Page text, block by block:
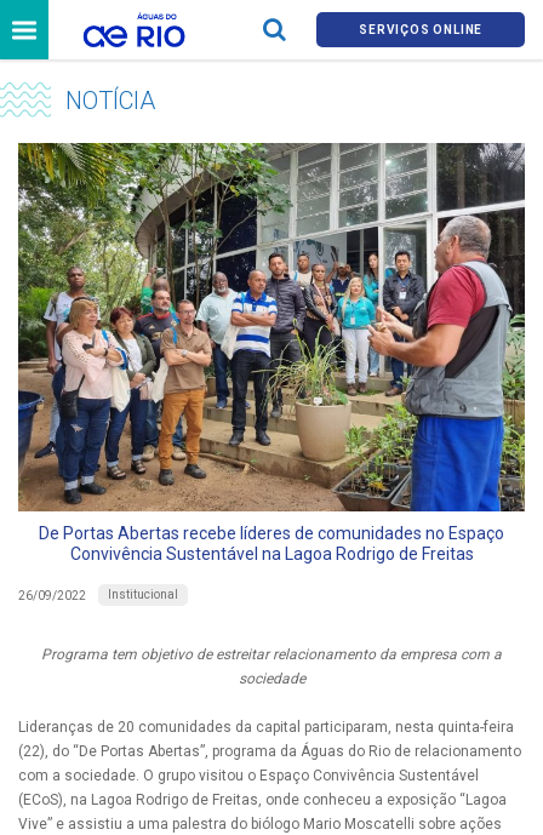
SERVIÇOS ONLINE
NOTÍCIA
De Portas Abertas recebe líderes de comunidades no Espaço
Convivência Sustentável na Lagoa Rodrigo de Freitas
26/09/2022 Institucional
Programa tem objetivo de estreitar relacionamento da empresa com a
sociedade
Lideranças de 20 comunidades da capital participaram, nesta quinta-feira
(22), do “De Portas Abertas”, programa da Águas do Rio de relacionamento
com a sociedade. O grupo visitou o Espaço Convivência Sustentável
(ECoS), na Lagoa Rodrigo de Freitas, onde conheceu a exposição “Lagoa
Vive” e assistiu a uma palestra do biólogo Mario Moscatelli sobre ações